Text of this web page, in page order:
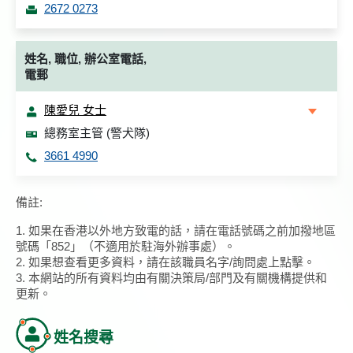
2672 0273
姓名, 職位, 辦公室電話,
電郵
陳愛兒 女士
總務室主管 (警犬隊)
3661 4990
備註:
1. 如果在香港以外地方致電的話，請在電話號碼之前加撥地區
號碼「852」（不適用於駐海外辦事處）。
2. 如果想查看更多資料，請在該職員名字/詢問處上點擊。
3. 本網站的所有資料均由有關決策局/部門及有關機構提供和
更新。
姓名搜尋